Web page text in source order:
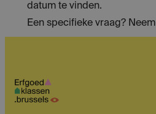
datum te vinden.
Een specifieke vraag? Neem